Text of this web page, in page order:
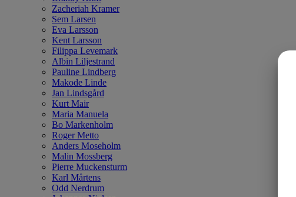
Zacheriah Kramer
Sem Larsen
Eva Larsson
Kent Larsson
Filippa Levemark
Albin Liljestrand
Pauline Lindberg
Makode Linde
Jan Lindsgård
Kurt Mair
Maria Manuela
Bo Markenholm
Roger Metto
Anders Moseholm
Malin Mossberg
Pierre Muckensturm
Karl Mårtens
Odd Nerdrum